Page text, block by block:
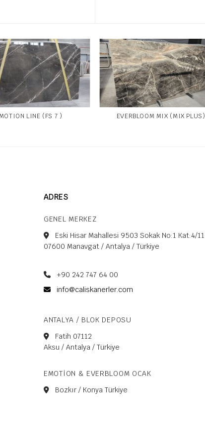
LINE (FS 7 ) EVERBLOOM MIX (MIX PLUS)
ADRES
GENEL MERKEZ
Eski Hisar Mahallesi 9503 Sokak No:1 Kat:4/11
07600 Manavgat / Antalya / Türkiye
+90 242 747 64 00
info@caliskanerler.com
ANTALYA / BLOK DEPOSU
Fatih 07112
Aksu / Antalya / Türkiye
EMOTION & EVERBLOOM OCAK
Bozkır / Konya Türkiye